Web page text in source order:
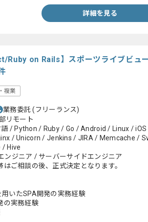
クチャ設計や技術選定の実務経験
トの実務経験
善および効率化の実務経験
詳細を見る
Ruby on Rails】スポーツライブビュ
複業
業務委託(フリーランス)
リモート
/ Python / Ruby / Go / Android / Linux /
/ Unicorn / Jenkins / JIRA / Memcache /
/ Hive
ンジニア / サーバーサイドエンジニア
ご相談の後、正式決定となります。
用いたSPA開発の実務経験
の実務経験